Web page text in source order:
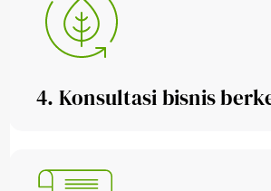
4. Konsultasi bisnis